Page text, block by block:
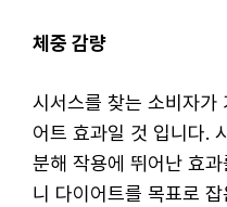
체중 감량
시서스를 찾는 소비자가
어트 효과일 것 입니다.
분해 작용에 뛰어난 효
니 다이어트를 목표로